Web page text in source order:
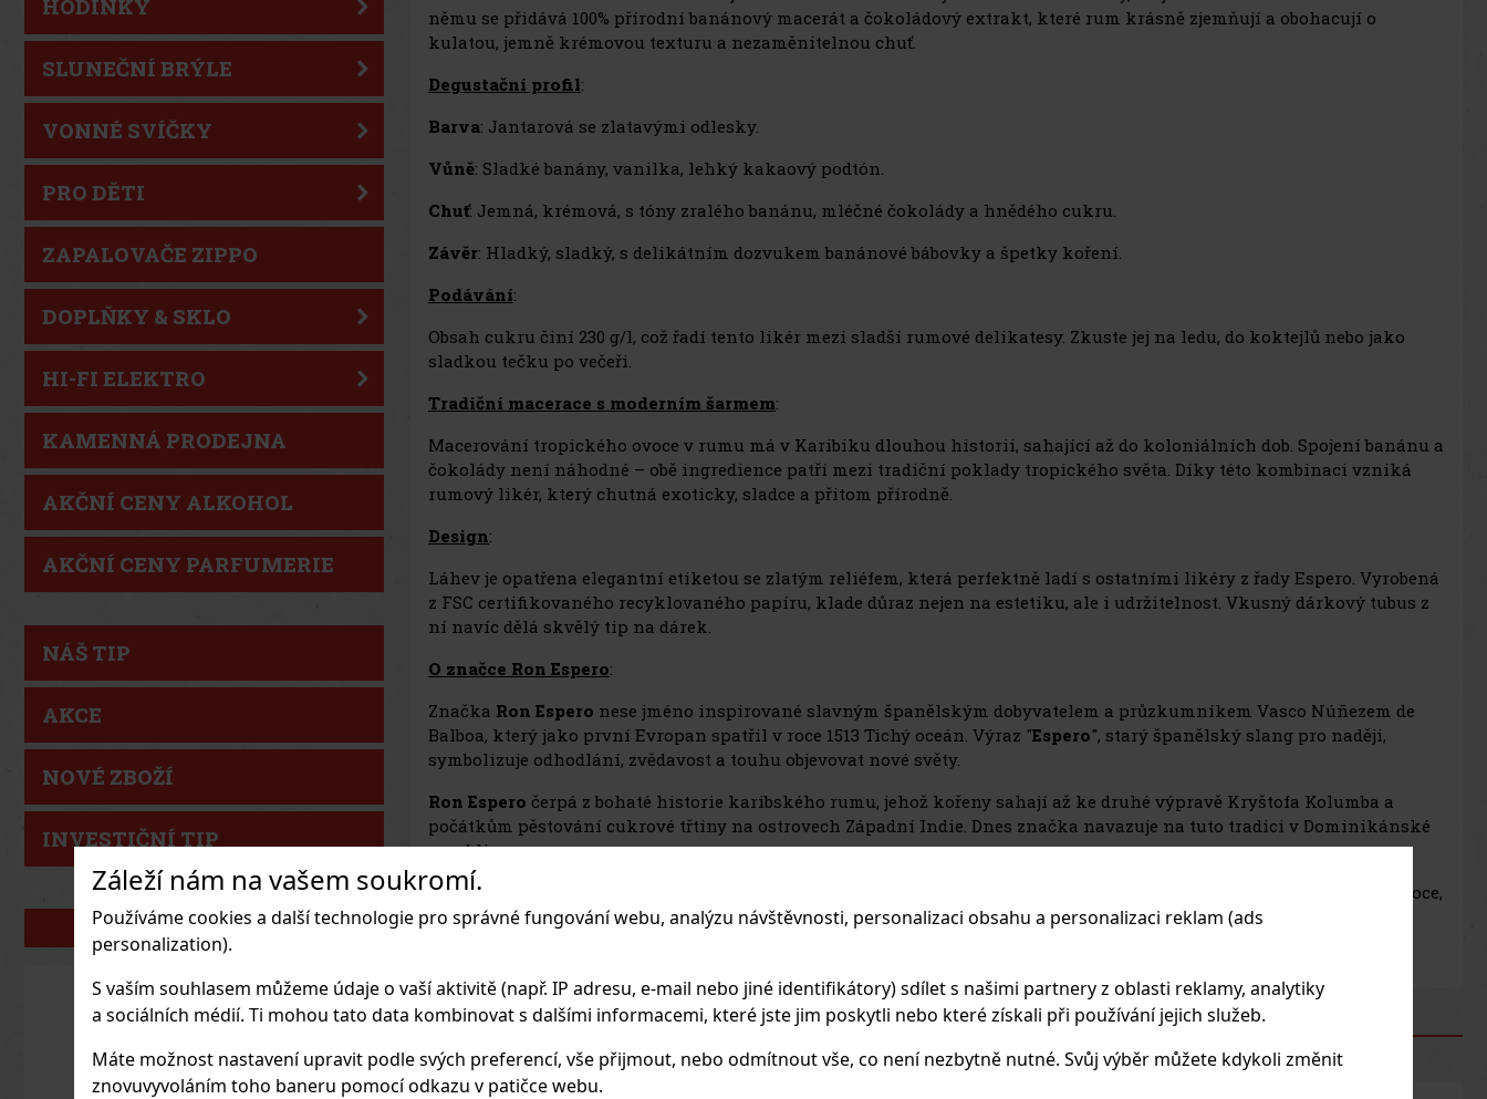
Záleží nám na vašem soukromí.
Používáme cookies a další technologie pro správné fungování webu, analýzu návštěvnosti, personalizaci obsahu a personalizaci reklam (ads
personalization).
S vaším souhlasem můžeme údaje o vaší aktivitě (např. IP adresu, e-mail nebo jiné identifikátory) sdílet s našimi partnery z oblasti reklamy, analytiky
a sociálních médií. Ti mohou tato data kombinovat s dalšími informacemi, které jste jim poskytli nebo které získali při používání jejich služeb.
Máte možnost nastavení upravit podle svých preferencí, vše přijmout, nebo odmítnout vše, co není nezbytně nutné. Svůj výběr můžete kdykoli změnit
znovuvyvoláním toho baneru pomocí odkazu v patičce webu.
HODINKY
SLUNEČNÍ BRÝLE
VONNÉ SVÍČKY
PRO DĚTI
ZAPALOVAČE ZIPPO
DOPLŇKY & SKLO
HI-FI ELEKTRO
KAMENNÁ PRODEJNA
AKČNÍ CENY ALKOHOL
AKČNÍ CENY PARFUMERIE
NÁŠ TIP
AKCE
NOVÉ ZBOŽÍ
INVESTIČNÍ TIP
NAŠE ZNAČKY
němu se přidává 100% přírodní banánový macerát a čokoládový extrakt, které rum krásně zjemňují a obohacují o
kulatou, jemně krémovou texturu a nezaměnitelnou chuť.
Degustační profil:
Barva: Jantarová se zlatavými odlesky.
Vůně: Sladké banány, vanilka, lehký kakaový podtón.
Chuť: Jemná, krémová, s tóny zralého banánu, mléčné čokolády a hnědého cukru.
Závěr: Hladký, sladký, s delikátním dozvukem banánové bábovky a špetky koření.
Podávání:
Obsah cukru činí 230 g/l, což řadí tento likér mezi sladší rumové delikatesy. Zkuste jej na ledu, do koktejlů nebo jako
sladkou tečku po večeři.
Tradiční macerace s moderním šarmem:
Macerování tropického ovoce v rumu má v Karibiku dlouhou historii, sahající až do koloniálních dob. Spojení banánu a
čokolády není náhodné – obě ingredience patří mezi tradiční poklady tropického světa. Díky této kombinaci vzniká
rumový likér, který chutná exoticky, sladce a přitom přírodně.
Design:
Láhev je opatřena elegantní etiketou se zlatým reliéfem, která perfektně ladí s ostatními likéry z řady Espero. Vyrobená
z FSC certifikovaného recyklovaného papíru, klade důraz nejen na estetiku, ale i udržitelnost. Vkusný dárkový tubus z
ní navíc dělá skvělý tip na dárek.
O značce Ron Espero:
Značka Ron Espero nese jméno inspirované slavným španělským dobyvatelem a průzkumníkem Vasco Núñezem de
Balboa, který jako první Evropan spatřil v roce 1513 Tichý oceán. Výraz "Espero", starý španělský slang pro naději,
symbolizuje odhodlání, zvědavost a touhu objevovat nové světy.
Ron Espero čerpá z bohaté historie karibského rumu, jehož kořeny sahají až ke druhé výpravě Kryštofa Kolumba a
počátkům pěstování cukrové třtiny na ostrovech Západní Indie. Dnes značka navazuje na tuto tradici v Dominikánské
republice.
RumyRon Espero
jsou vyráběny metodou Solera, často kombinované s macerací exotických ingrediencí, jako jsou ovoce,
koření nebo čokoláda.
PODOBNÉ PRODUKTY